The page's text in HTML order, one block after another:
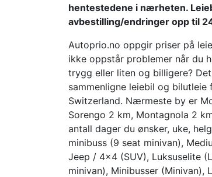
hentestedene i nærheten.
avbestilling/endringer opp til
Autoprio.no oppgir priser på
ikke oppstår problemer når du
trygg eller liten og billigere?
sammenligne leiebil og
Switzerland. Nærmeste by er
Sorengo 2 km, Montagnola 2
antall dager du ønsker, uke,
minibuss (9 seat minivan),
Jeep / 4×4 (SUV), Luksuselite
minivan), Minibusser (Minivan),